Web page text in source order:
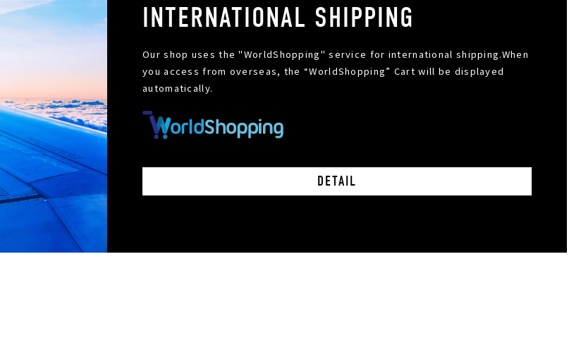
INTERNATIONAL SHIPPING
Our shop uses the "WorldShopping" service for international shipping.When
you access from overseas, the “WorldShopping” Cart will be displayed
automatically.
DETAIL